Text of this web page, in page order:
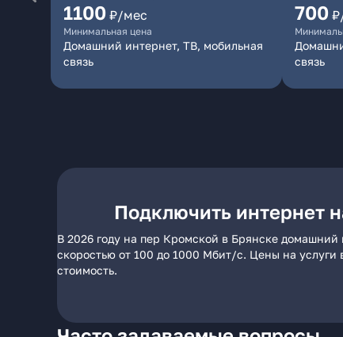
1100 ₽/мес
Минимальная цена
Домашний интернет, ТВ, мобильная
связь
700
связь
Подключить интернет
В 2026 году на пер Кромской в Брянске
скоростью от 100 до 1000 Мбит/с. Цены на
стоимость.